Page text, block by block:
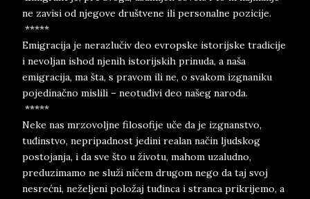
ne zavisi od njegove društvene ili personalne pozicije.
*****
Emigracija je nerazlučiv deo evropske istorijske tradicije
i nevoljan ishod njenih istorijskih prinuda, a naša
emigracija, ma šta, s pravom ili ne, o svakom izgnaniku
pojedinačno mislili – neotuđivi deo našeg naroda.
*****
Neke nas mrzovoljne filosofije uče da je izgnanstvo,
tuđinstvo, nepripadnost jedini realan način ljudskog
postojanja, i da sve što u životu, mahom uzaludno,
preduzimamo ne služi ničem drugom nego da taj svoj
nesrećni, neželjeni položaj tuđinca i stranca prikrijemo, a